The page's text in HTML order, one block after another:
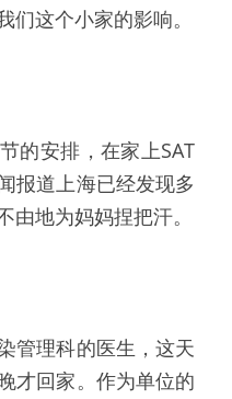
这个小家的影响。
的安排，在家上SAT
报道上海已经发现多
地为妈妈捏把汗。
管理科的医生，这天
才回家。作为单位的